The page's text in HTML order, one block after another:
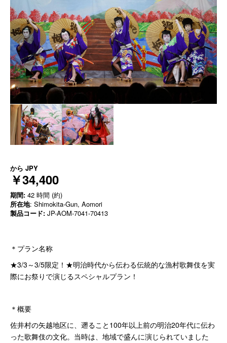
から JPY
￥34,400
期間: 42 時間 (約)
所在地: Shimokita-Gun, Aomori
製品コード: JP-AOM-7041-70413
＊プラン名称
★3/3～3/5限定！★明治時代から伝わる伝統的な漁村歌舞伎を実
際にお祭りで演じるスペシャルプラン！
＊概要
佐井村の矢越地区に、遡ること100年以上前の明治20年代に伝わ
った歌舞伎の文化。当時は、地域で盛んに演じられていました